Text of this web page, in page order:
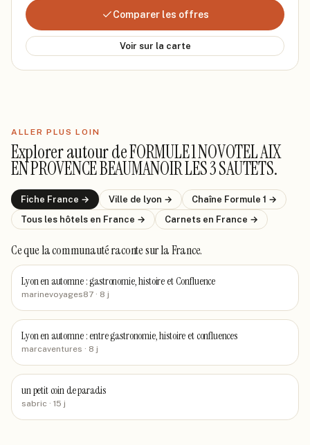
Comparer les offres
Voir sur la carte
ALLER PLUS LOIN
Explorer autour deFORMULE 1 NOVOTEL AIX
EN PROVENCE BEAUMANOIR LES 3 SAUTETS.
Fiche France → Ville de lyon → Chaîne Formule 1 →
Tous les hôtels en France → Carnets en France →
Ce que la communauté racontesur la France.
Lyon en automne : gastronomie, histoire et Confluence
marinevoyages87 · 8 j
Lyon en automne : entre gastronomie, histoire et confluences
marcaventures · 8 j
un petit coin de paradis
sabric · 15 j